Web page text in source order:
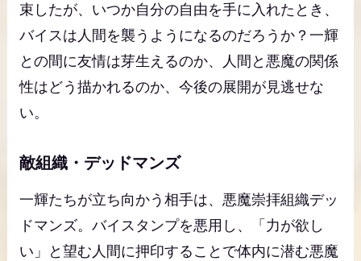
束したが、いつか自分の自由を手に入れたとき、
バイスは人間を襲うようになるのだろうか？一輝
との間に友情は芽生えるのか、人間と悪魔の関係
性はどう描かれるのか、今後の展開が見逃せな
い。
敵組織・デッドマンズ
一輝たちが立ち向かう相手は、悪魔崇拝組織デッ
ドマンズ。バイスタンプを悪用し、「力が欲し
い」と望む人間に押印することで体内に潜む悪魔